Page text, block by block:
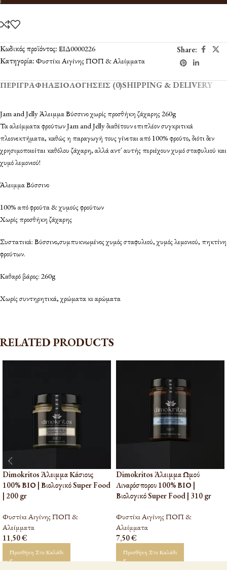
Κωδικός προϊόντος: ΕΙΔ0000226
Κατηγορία: Φυστίκι Αιγίνης ΠΟΠ & Αλείμματα
Share:
ΠΕΡΙΓΡΑΦΉΑΞΙΟΛΟΓΉΣΕΙΣ (0)SHIPPING & DELIVERY
Jam and Jelly Άλειμμα Βύσσινο χωρίς προσθήκη ζάχαρης 260g
Τα αλείμματα φρούτων Jam and Jelly διαθέτουν επιπλέον συγκριτικά
πλεονεκτήματα, καθώς η παραγωγή τους γίνεται από 100% φρούτο, διότι δεν
χρησιμοποιείται καθόλου ζάχαρη, αλλά αντ´ αυτής περιέχουν χυμό σταφυλιού και
χυμό λεμονιού!
Άλειμμα Βύσσινο
100% από φρούτα & χυμούς φρούτων
Χωρίς προσθήκη ζάχαρης
Συστατικά: Βύσσινο,συμπυκνωμένος χυμός σταφυλιού, χυμός λεμονιού, πηκτίνη
φρούτων.
Καθαρό βάρος: 260g
Χωρίς συντηρητικά, χρώματα κι αρώματα
RELATED PRODUCTS
Dimokritos Άλειμμα Κάσιους
100% ΒΙΟ | Βιολογικό Super Food
| 200 gr
Φυστίκι Αιγίνης ΠΟΠ &
Αλείμματα
11,50€
Προσθήκη Στο Καλάθι
Dimokritos Άλειμμα Ωμού
Λιναρόσπορου 100% ΒΙΟ |
Βιολογικό Super Food | 310 gr
Φυστίκι Αιγίνης ΠΟΠ &
Αλείμματα
7,50€
Προσθήκη Στο Καλάθι